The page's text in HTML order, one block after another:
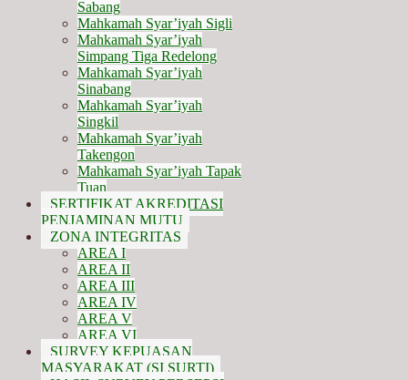
Sabang
Mahkamah Syar’iyah Sigli
Mahkamah Syar’iyah
Simpang Tiga Redelong
Mahkamah Syar’iyah
Sinabang
Mahkamah Syar’iyah
Singkil
Mahkamah Syar’iyah
Takengon
Mahkamah Syar’iyah Tapak
Tuan
SERTIFIKAT AKREDITASI
PENJAMINAN MUTU
ZONA INTEGRITAS
AREA I
AREA II
AREA III
AREA IV
AREA V
AREA VI
SURVEY KEPUASAN
MASYARAKAT (SI SURTI)